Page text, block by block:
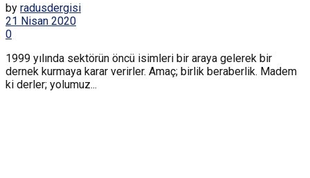
by radusdergisi
21 Nisan 2020
0
1999 yılında sektörün öncü isimleri bir araya gelerek bir
dernek kurmaya karar verirler. Amaç; birlik beraberlik. Madem
ki derler; yolumuz...